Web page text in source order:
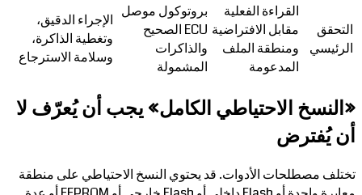
التحقق
الرئيسي
القراءة الفعلية
مقابل الافتراضية
ومنطقة الملف
المدعومة
بروتوكول موصل
ECU الصحيح
والذاكرات
المشمولة
الإجراء الدقيق،
وتغطية الذاكرة،
وسلامة الاسترجاع
«النسخ الاحتياطي الكامل» يجب أن يُعرّف لا
أن يُفترض
تختلف مصطلحات الأدوات. قد يحتوي النسخ الاحتياطي على منطقة